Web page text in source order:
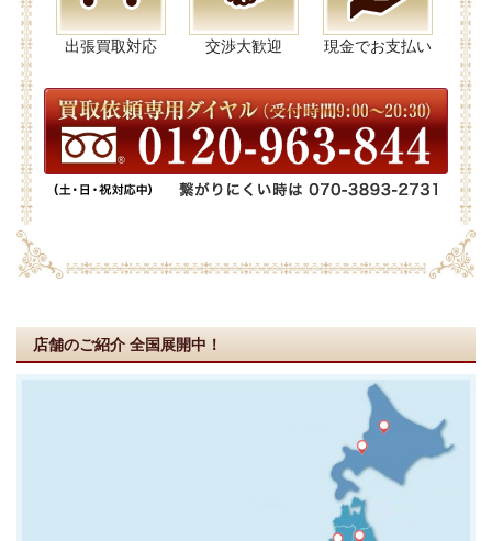
出張買取対応 交渉大歓迎 現金でお支払い
店舗のご紹介 全国展開中！